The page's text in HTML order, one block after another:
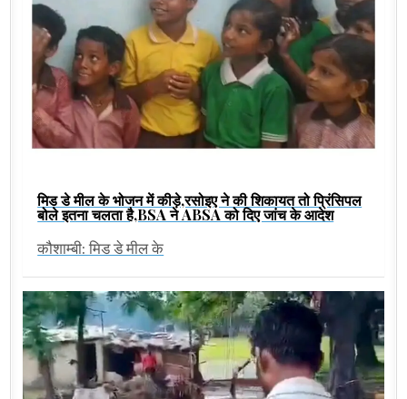
मिड डे मील के भोजन में कीड़े,रसोइए ने की शिकायत तो प्रिंसिपल
बोले इतना चलता है,BSA ने ABSA को दिए जांच के आदेश
कौशाम्बी: मिड डे मील के